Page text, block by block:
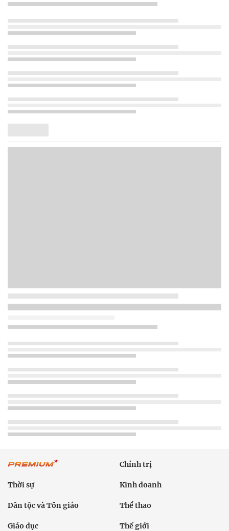
Chính trị
Thời sự Kinh doanh
Dân tộc và Tôn giáo Thể thao
Giáo dục Thế giới